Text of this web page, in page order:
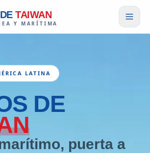
TAIWAN
Y MARÍTIMA
LATINA
DE
puerta a